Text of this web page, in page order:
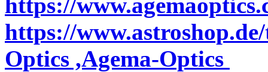
https://
Optics ,Agema-Optics